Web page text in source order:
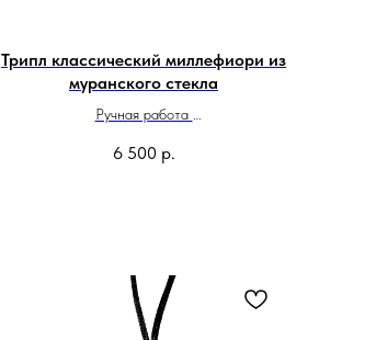
Трипл классический миллефиори из
муранского стекла
Ручная работа
6 500 р.